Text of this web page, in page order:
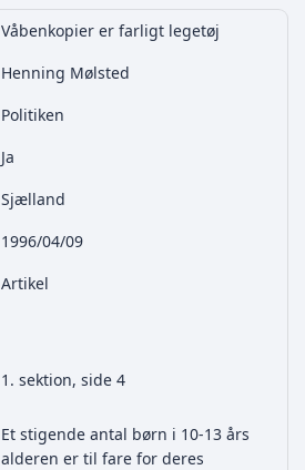
Våbenkopier er farligt legetøj
Henning Mølsted
Politiken
Ja
Sjælland
1996/04/09
Artikel
1. sektion, side 4
Et stigende antal børn i 10-13 års
alderen er til fare for deres